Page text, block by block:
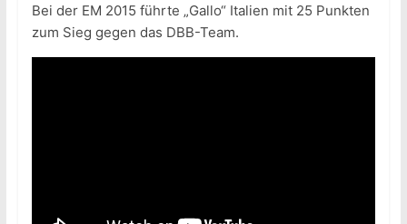
Bei der EM 2015 führte „Gallo“ Italien mit 25 Punkten
zum Sieg gegen das DBB-Team.